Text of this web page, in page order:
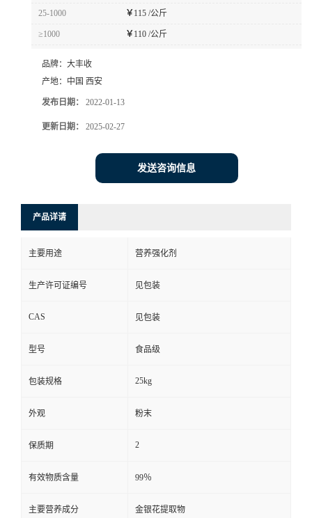
25-1000 ￥115 /公斤
≥1000 ￥110 /公斤
品牌： 大丰收
产地： 中国 西安
发布日期： 2022-01-13
更新日期： 2025-02-27
发送咨询信息
产品详请
主要用途 营养强化剂
生产许可证编号 见包装
CAS 见包装
型号 食品级
包装规格 25kg
外观 粉末
保质期 2
有效物质含量 99％
主要营养成分 金银花提取物